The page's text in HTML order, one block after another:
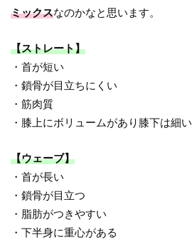
ミックスなのかなと思います。
【ストレート】
・首が短い
・鎖骨が目立ちにくい
・筋肉質
・膝上にボリュームがあり膝下は細い
【ウェーブ】
・首が長い
・鎖骨が目立つ
・脂肪がつきやすい
・下半身に重心がある